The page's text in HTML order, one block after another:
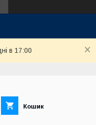
в 17:00
Кошик